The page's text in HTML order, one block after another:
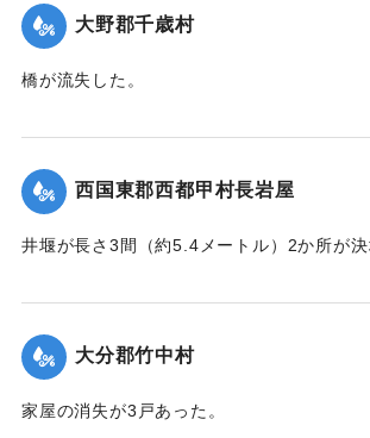
｜固有コード:00480030
大野郡千歳村
橋が流失した。
｜固有コード: 00480031
西国東郡西都甲村長岩屋
井堰が長さ3間（約5.4メートル）2か所が決
｜固有コード:00480032
大分郡竹中村
家屋の消失が3戸あった。